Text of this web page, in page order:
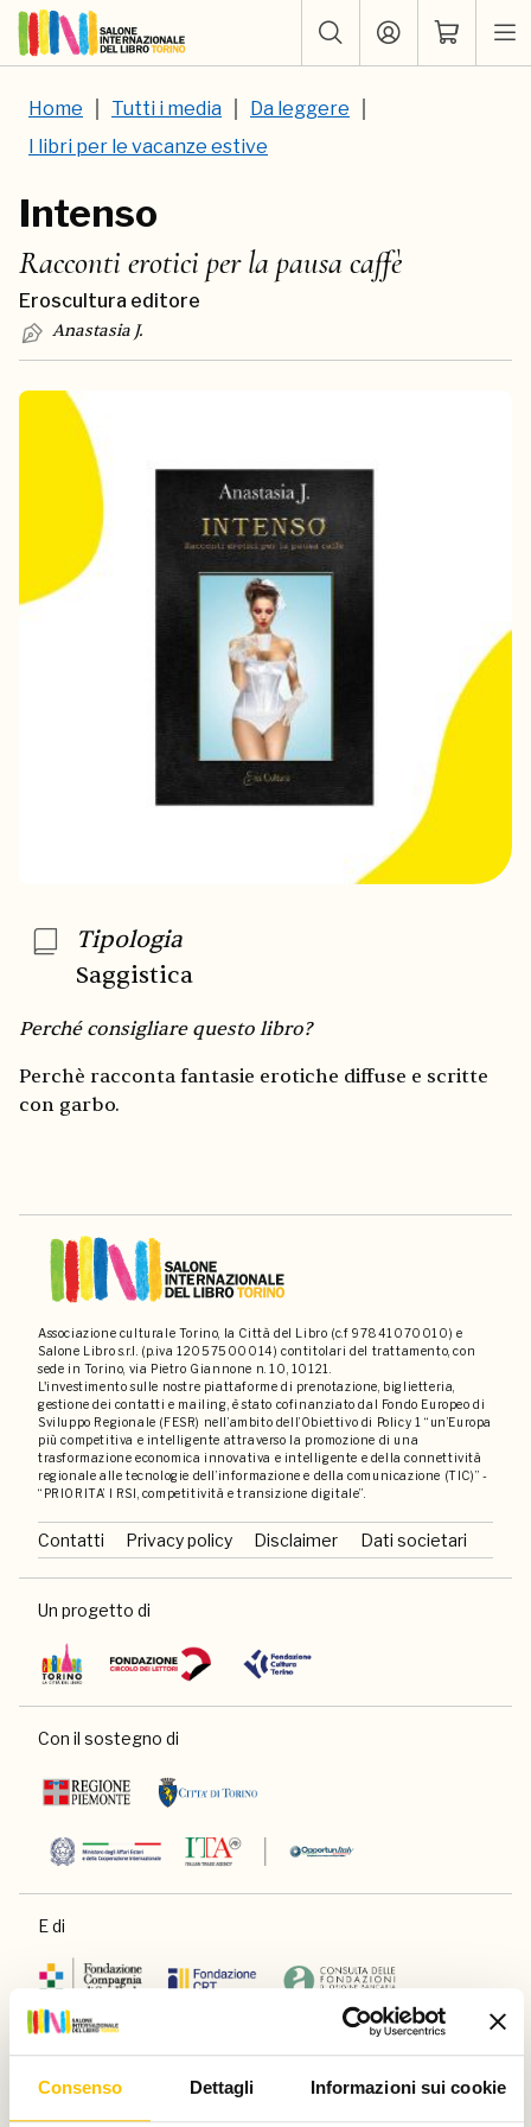
Consenso Dettagli Informazioni sui cookie
Home Tutti i media
Da leggere
I libri per le vacanze estive
Intenso
Racconti erotici per la pausa caffè
Eroscultura editore
Anastasia J.
Tipologia
Saggistica
Perché consigliare questo libro?
Perchè racconta fantasie erotiche diffuse e scritte
con garbo.
Associazione culturale Torino, la Città del Libro (c.f 97841070010) e
Salone Libro s.r.l. (p.iva 12057500014) contitolari del trattamento, con
sede in Torino, via Pietro Giannone n. 10, 10121.
L'investimento sulle nostre piattaforme di prenotazione, biglietteria,
gestione dei contatti e mailing, è stato cofinanziato dal Fondo Europeo di
Sviluppo Regionale (FESR) nell’ambito dell’Obiettivo di Policy 1 “un’Europa
più competitiva e intelligente attraverso la promozione di una
trasformazione economica innovativa e intelligente e della connettività
regionale alle tecnologie dell’informazione e della comunicazione (TIC)” -
“PRIORITA’ I RSI, competitività e transizione digitale”.
Contatti Privacy policy Disclaimer Dati societari
Un progetto di
Con il sostegno di
E di